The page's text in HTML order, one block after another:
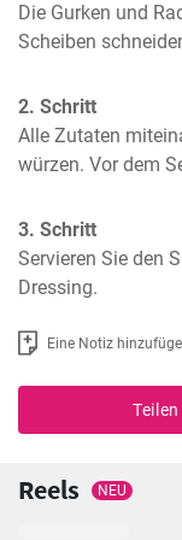
Die Gurken und
Scheiben
2. Schritt
Alle Zutaten
würzen. Vor dem
3. Schritt
Servieren Sie den
Dressing.
Eine Notiz
Reels NEU